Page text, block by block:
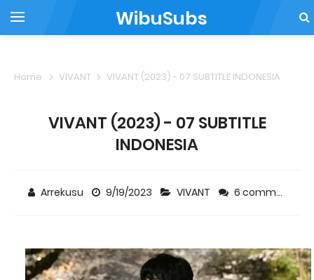
WibuSubs
Home VIVANT VIVANT (2023) - 07 SUBTITLE INDONESIA
VIVANT (2023) - 07 SUBTITLE
INDONESIA
Arrekusu 9/19/2023 VIVANT 6 comments